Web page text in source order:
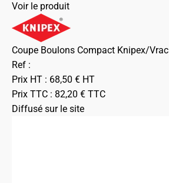
Voir le produit
Coupe Boulons Compact Knipex/Vrac
Ref :
Prix HT : 68,50 € HT
Prix TTC : 82,20 € TTC
Diffusé sur le site